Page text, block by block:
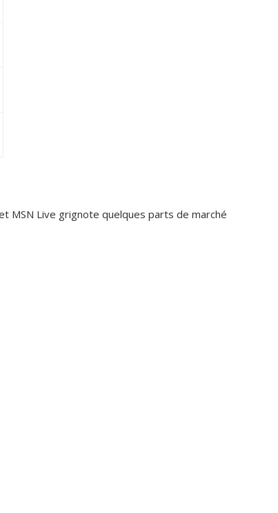
MSN Live grignote quelques parts de marché